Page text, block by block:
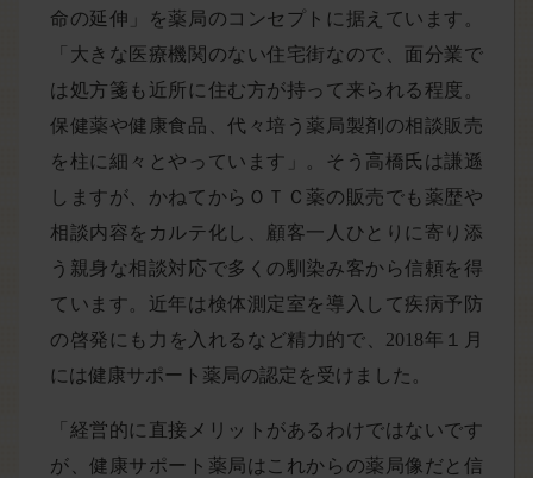
命の延伸」を薬局のコンセプトに据えています。
「大きな医療機関のない住宅街なので、面分業で
は処方箋も近所に住む方が持って来られる程度。
保健薬や健康食品、代々培う薬局製剤の相談販売
を柱に細々とやっています」。そう高橋氏は謙遜
しますが、かねてからＯＴＣ薬の販売でも薬歴や
相談内容をカルテ化し、顧客一人ひとりに寄り添
う親身な相談対応で多くの馴染み客から信頼を得
ています。近年は検体測定室を導入して疾病予防
の啓発にも力を入れるなど精力的で、2018年１月
には健康サポート薬局の認定を受けました。
「経営的に直接メリットがあるわけではないです
が、健康サポート薬局はこれからの薬局像だと信